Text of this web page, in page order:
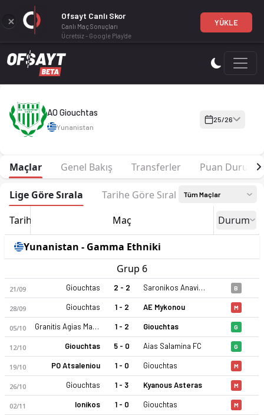
AO Giouchtas 25-26 sezonu | Gamma Ethniki Grup 6'de 8.
AO Giouchtas
Yunanistan
25/26
Maçlar Genel Bakış Transferler Puan Durumu
Lige Göre Sırala Tarihe Göre Sırala Tüm Maçlar
Tarih Maç Durum
Yunanistan - Gamma Ethniki
Grup 6
21/09 Giouchtas 2 - 2 Saronikos Anavisou B
28/09 Giouchtas 1 - 2 AE Mykonou M
05/10 Granitis Agias Marinas 1 - 2 Giouchtas G
12/10 Giouchtas 5 - 0 Aias Salamina FC G
19/10 PO Atsaleniou 1 - 0 Giouchtas M
26/10 Giouchtas 1 - 3 Kyanous Asteras M
02/11 Ionikos 1 - 0 Giouchtas M
Ofsayt Canlı Skor
Canlı Maç Sonuçları
Ücretsiz - Google Play'de
YÜKLE